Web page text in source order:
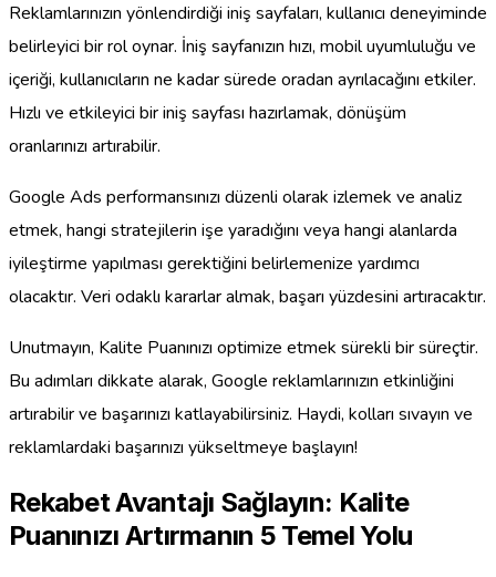
Reklamlarınızın yönlendirdiği iniş sayfaları, kullanıcı deneyiminde
belirleyici bir rol oynar. İniş sayfanızın hızı, mobil uyumluluğu ve
içeriği, kullanıcıların ne kadar sürede oradan ayrılacağını etkiler.
Hızlı ve etkileyici bir iniş sayfası hazırlamak, dönüşüm
oranlarınızı artırabilir.
Google Ads performansınızı düzenli olarak izlemek ve analiz
etmek, hangi stratejilerin işe yaradığını veya hangi alanlarda
iyileştirme yapılması gerektiğini belirlemenize yardımcı
olacaktır. Veri odaklı kararlar almak, başarı yüzdesini artıracaktır.
Unutmayın, Kalite Puanınızı optimize etmek sürekli bir süreçtir.
Bu adımları dikkate alarak, Google reklamlarınızın etkinliğini
artırabilir ve başarınızı katlayabilirsiniz. Haydi, kolları sıvayın ve
reklamlardaki başarınızı yükseltmeye başlayın!
Rekabet Avantajı Sağlayın: Kalite
Puanınızı Artırmanın 5 Temel Yolu